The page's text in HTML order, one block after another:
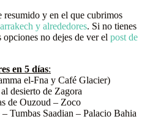
resumido y en el que cubrimos
y alrededores. Si no tienes
no dejes de ver el post de
en 5 días:
el-Fna y Café Glacier)
desierto de Zagora
de Ouzoud – Zoco
Tumbas Saadian – Palacio Bahia